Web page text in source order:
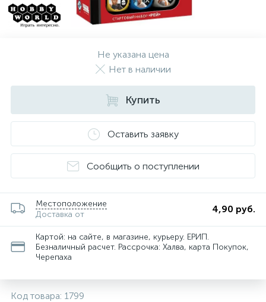
Не указана цена
Нет в наличии
Купить
Оставить заявку
Сообщить о поступлении
Местоположение
Доставка от
4,90 руб.
Картой: на сайте, в магазине, курьеру. ЕРИП.
Безналичный расчет. Рассрочка: Халва, карта Покупок,
Черепаха
Код товара: 1799